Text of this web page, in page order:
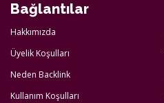
Bağlantılar
Hakkımızda
Üyelik Koşulları
Neden Backlink
Kullanım Koşulları